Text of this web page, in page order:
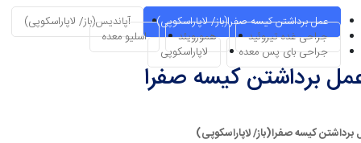
عمل برداشتن کیسه صفرا(باز/ لاپاراسکوپی)
آپاندیس(باز/ لاپاراسکوپی)
جراحی غده تیروئید
همورویئد
اسلیو معده
جراحی بای پس معده
لاپاراسکوپی
برداشتن کیسه صفرا
برداشتن کیسه صفرا(باز/ لاپاراسکوپی)